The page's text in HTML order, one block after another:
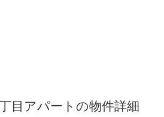
目アパートの物件詳細